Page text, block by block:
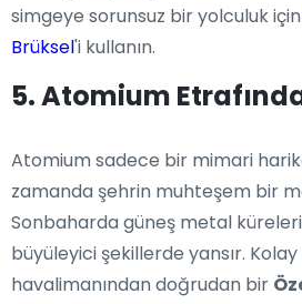
simgeye sorunsuz bir yolculuk için
Brüksel'i kullanın.
5. Atomium
Atomium sadece bir mimari
zamanda şehrin muhteşem bir
Sonbaharda güneş metal küreleri
büyüleyici şekillerde yansır.
havalimanından doğrudan bir